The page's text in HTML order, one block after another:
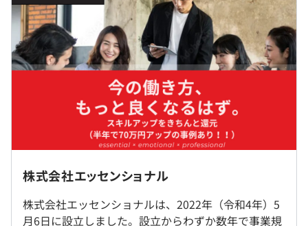
月1回の役員ミーティングでキャリア相談も可能。
課題や希望をすぐ反映できる環境で、次のステップへの挑
戦も後押しされます。
案件内容： 企業間の物流取引情報を一元管理するWebシ
ステム開発
環境 ： Java17、SpringBoot、MyBatis、
PostgreSQL、GitHub、Docker、Swagger
業務内容： バックエンドAPIの開発・テストを担当
◎リモートワークについては、可能な限りご希望に添える
よう柔軟に調整します。
※案件により異なります
6.4万円／20時間分）
賞与：119.9万円 年2回（合計3カ月分／6月・12月）
◼︎40代・役職あり・エンジニア歴約30年
年収：981万円／月給：69.2万円（基本給：50.2万円＋
役職手当：15万円＋住宅手当等：4万円）
賞与：150.6万円 年2回（合計3カ月分／6月・12月）
株式会社エッセンショナル
株式会社エッセンショナルは、2022年（令和4年）5
月6日に設立しました。設立からわずか数年で事業規